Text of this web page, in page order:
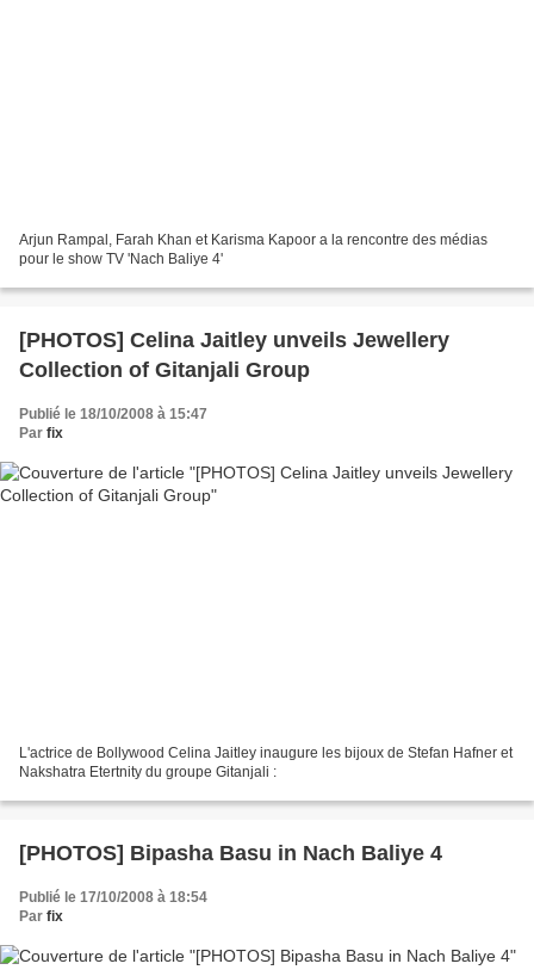
Arjun Rampal, Farah Khan et Karisma Kapoor a la rencontre des médias
pour le show TV 'Nach Baliye 4'
[PHOTOS] Celina Jaitley unveils Jewellery
Collection of Gitanjali Group
Publié le 18/10/2008 à 15:47
Par fix
L'actrice de Bollywood Celina Jaitley inaugure les bijoux de Stefan Hafner et
Nakshatra Etertnity du groupe Gitanjali :
[PHOTOS] Bipasha Basu in Nach Baliye 4
Publié le 17/10/2008 à 18:54
Par fix